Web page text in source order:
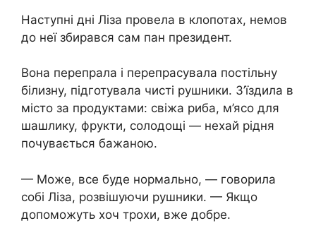
Наступні дні Ліза провела в клопотах, немов
до неї збирався сам пан президент.
Вона перепрала і перепрасувала постільну
білизну, підготувала чисті рушники. З’їздила в
місто за продуктами: свіжа риба, м’ясо для
шашлику, фрукти, солодощі — нехай рідня
почувається бажаною.
— Може, все буде нормально, — говорила
собі Ліза, розвішуючи рушники. — Якщо
допоможуть хоч трохи, вже добре.